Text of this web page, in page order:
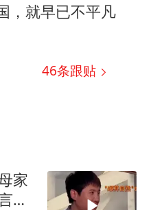
，就早已不平凡
46条跟贴
家
不